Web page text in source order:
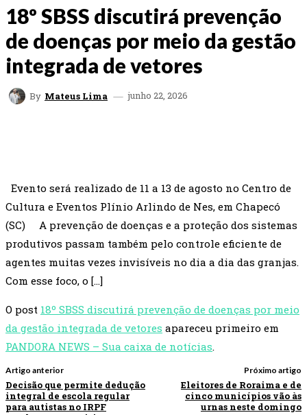
18º SBSS discutirá prevenção
de doenças por meio da gestão
integrada de vetores
By Mateus Lima junho 22, 2026
Evento será realizado de 11 a 13 de agosto no Centro de
Cultura e Eventos Plínio Arlindo de Nes, em Chapecó
(SC) A prevenção de doenças e a proteção dos sistemas
produtivos passam também pelo controle eficiente de
agentes muitas vezes invisíveis no dia a dia das granjas.
Com esse foco, o […]
O post 18º SBSS discutirá prevenção de doenças por meio
da gestão integrada de vetores apareceu primeiro em
PANDORA NEWS – Sua caixa de notícias.
Artigo anterior
Decisão que permite dedução
integral de escola regular
para autistas no IRPF
Próximo artigo
Eleitores de Roraima e de
cinco municípios vão às
urnas neste domingo